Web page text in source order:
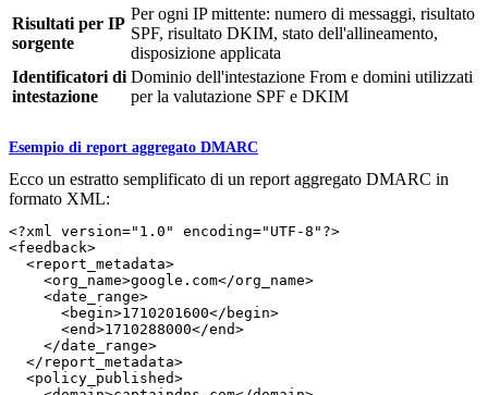
Risultati per IP
sorgente
Per ogni IP mittente: numero di messaggi, risultato
SPF, risultato DKIM, stato dell'allineamento,
disposizione applicata
Identificatori di
intestazione
Dominio dell'intestazione From e domini utilizzati
per la valutazione SPF e DKIM
Esempio di report aggregato DMARC
Ecco un estratto semplificato di un report aggregato DMARC in
formato XML:
<?xml version="1.0" encoding="UTF-8"?>
<feedback>
  <report_metadata>
    <org_name>google.com</org_name>
    <date_range>
      <begin>1710201600</begin>
      <end>1710288000</end>
    </date_range>
  </report_metadata>
  <policy_published>